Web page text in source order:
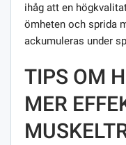
ihåg att en
ömheten och sprida
ackumuleras under
TIPS OM
MER